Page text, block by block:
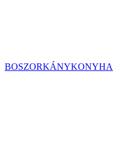
BOSZORKÁNYKONYHA